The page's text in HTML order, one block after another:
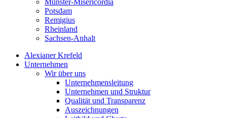
Münster-Misericordia
Potsdam
Remigius
Rheinland
Sachsen-Anhalt
Alexianer Krefeld
Unternehmen
Wir über uns
Unternehmensleitung
Unternehmen und Struktur
Qualität und Transparenz
Auszeichnungen